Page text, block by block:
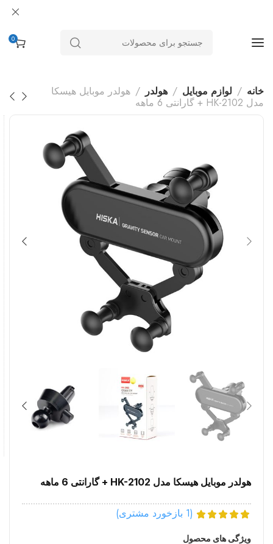
0
خانه لوازم موبایل هولدر
هولدر موبایل هیسکا
مدل HK-2102 + گارانتی 6 ماهه
هولدر موبایل هیسکا مدل HK-2102 + گارانتی 6 ماهه
(
1 بازخورد مشتری)
ویژگی های محصول